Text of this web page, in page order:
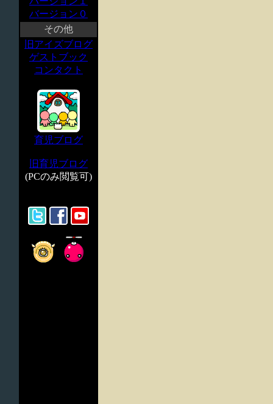
バージョン０
その他
旧アイズブログ
ゲストブック
コンタクト
育児ブログ
旧育児ブログ
(PCのみ閲覧可)